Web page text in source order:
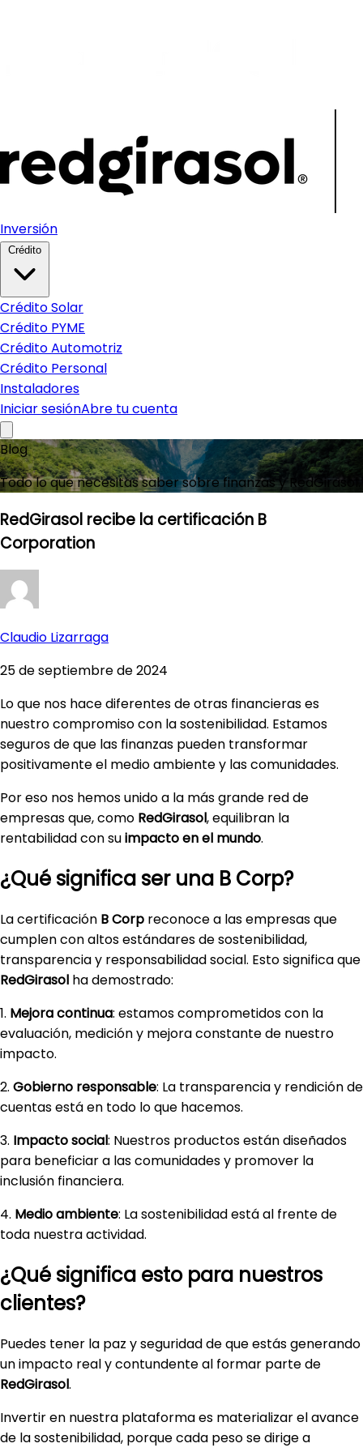
Inversión
Crédito Solar
Crédito PYME
Crédito Automotriz
Crédito Personal
Instaladores
Iniciar sesiónAbre tu cuenta
Blog
Todo lo que necesitas saber sobre finanzas y RedGirasol.
RedGirasol recibe la certificación B
Corporation
Claudio Lizarraga
25 de septiembre de 2024
Lo que nos hace diferentes de otras financieras es
nuestro compromiso con la sostenibilidad. Estamos
seguros de que las finanzas pueden transformar
positivamente el medio ambiente y las comunidades.
Por eso nos hemos unido a la más grande red de
empresas que, como RedGirasol, equilibran la
rentabilidad con suimpacto en el mundo.
¿Qué significa ser una B Corp?
La certificación B Corp reconoce a las empresas que
cumplen con altos estándares de sostenibilidad,
transparencia y responsabilidad social. Esto significa que
RedGirasol ha demostrado:
1. Mejora continua: estamos comprometidos con la
evaluación, medición y mejora constante de nuestro
impacto.
2. Gobierno responsable: La transparencia y rendición de
cuentas está en todo lo que hacemos.
3. Impacto social: Nuestros productos están diseñados
para beneficiar a las comunidades y promover la
inclusión financiera.
4. Medio ambiente: La sostenibilidad está al frente de
toda nuestra actividad.
¿Qué significa esto para nuestros
clientes?
Puedes tener la paz y seguridad de que estás generando
un impacto real y contundente al formar parte de
RedGirasol.
Invertir en nuestra plataforma es materializar el avance
de la sostenibilidad, porque cada peso se dirige a